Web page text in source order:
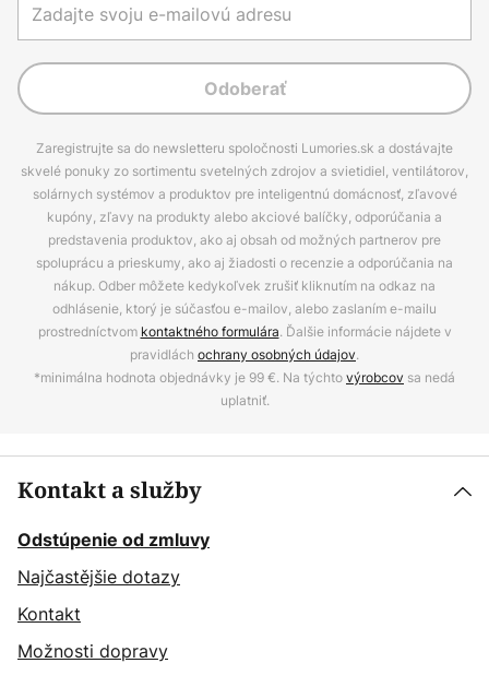
Odoberať
Zaregistrujte sa do newsletteru spoločnosti Lumories.sk a dostávajte
skvelé ponuky zo sortimentu svetelných zdrojov a svietidiel, ventilátorov,
solárnych systémov a produktov pre inteligentnú domácnosť, zľavové
kupóny, zľavy na produkty alebo akciové balíčky, odporúčania a
predstavenia produktov, ako aj obsah od možných partnerov pre
spoluprácu a prieskumy, ako aj žiadosti o recenzie a odporúčania na
nákup. Odber môžete kedykoľvek zrušiť kliknutím na odkaz na
odhlásenie, ktorý je súčasťou e-mailov, alebo zaslaním e-mailu
prostredníctvom kontaktného formulára. Ďalšie informácie nájdete v
pravidlách ochrany osobných údajov.
*minimálna hodnota objednávky je 99 €. Na týchtovýrobcov sa nedá
uplatniť.
Kontakt a služby
Odstúpenie od zmluvy
Najčastějšie dotazy
Kontakt
Možnosti dopravy